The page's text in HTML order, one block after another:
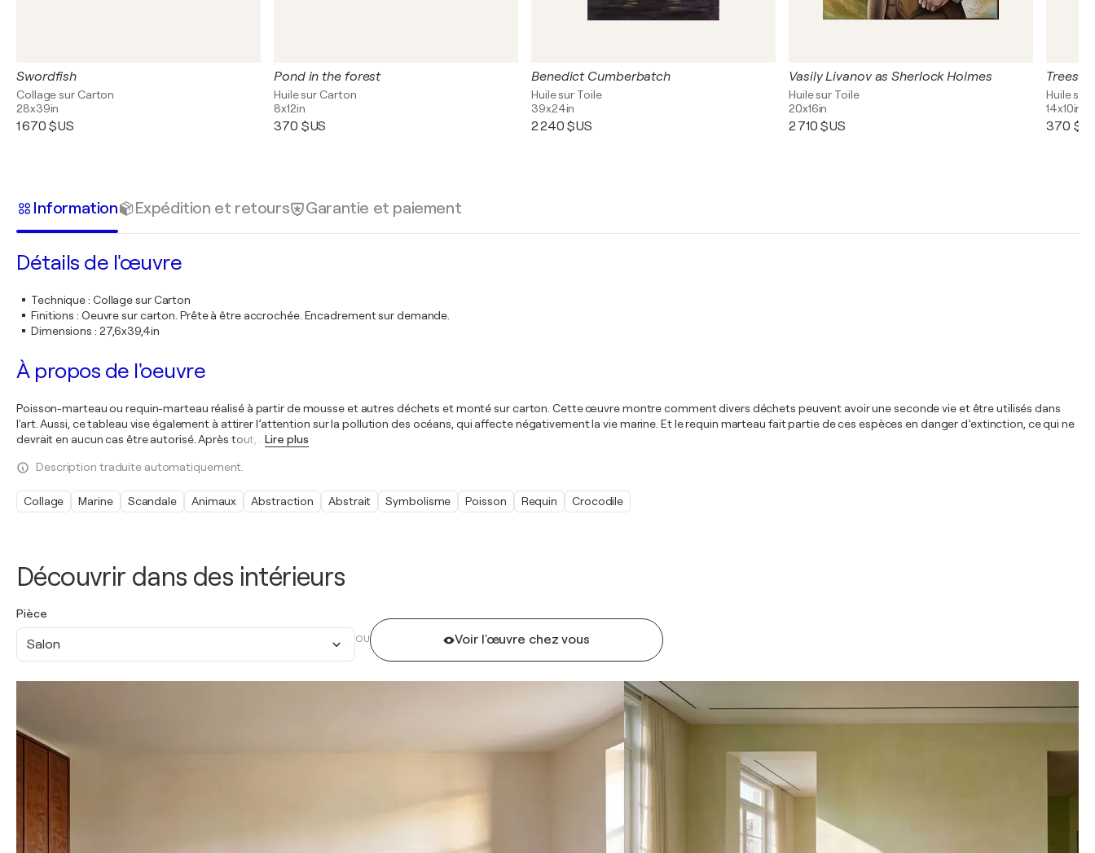
Découvrir dans des intérieurs
Pièce
Salon OU Voir l'œuvre chez vous
Swordfish
Collage sur Carton
28x39in
1 670 $US
Pond in the forest
Huile sur Carton
8x12in
370 $US
Benedict Cumberbatch
Huile sur Toile
39x24in
2 240 $US
Vasily Livanov as Sherlock Holmes
Huile sur Toile
20x16in
2 710 $US
Trees
Huile sur
14x10in
370
Information Expédition et retours Garantie et paiement
Détails de l'œuvre
Technique: Collage sur Carton
Finitions : Oeuvre sur carton. Prête à être accrochée. Encadrement sur demande.
Dimensions : 27,6x39,4in
À propos de l'oeuvre
Poisson-marteau ou requin-marteau réalisé à partir de mousse et autres déchets et monté sur carton. Cette œuvre montre comment divers déchets peuvent avoir une seconde vie et être utilisés dans
l'art. Aussi, ce tableau vise également à attirer l’attention sur la pollution des océans, qui affecte négativement la vie marine. Et le requin marteau fait partie de ces espèces en danger d’extinction, ce qui ne
devrait en aucun cas être autorisé. Après tout,
Lire plus
Description traduite automatiquement.
Collage Marine Scandale Animaux Abstraction Abstrait Symbolisme Poisson Requin Crocodile